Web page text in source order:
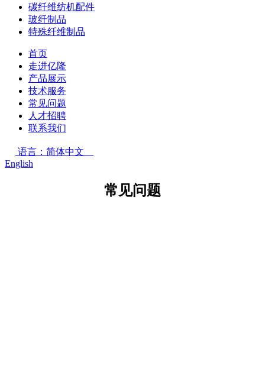
碳纤维纺机配件
玻纤制品
特殊纤维制品
首页
走进亿隆
产品展示
技术服务
常见问题
人才招聘
联系我们
语言：简体中文
English
常见问题